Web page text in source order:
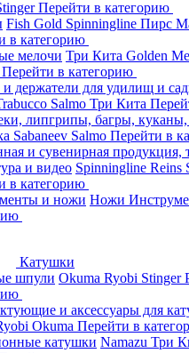
Перейти в категорию
Fish Gold Spinningline Пирс
в категорию
мелочи Три Кита Golden
Перейти в категорию
держатели для удилищ и
Salmo Три Кита
липгрипы, багры, куканы,
Sabaneev Salmo Перейти в
и сувенирная продукция,
и видео Spinningline Reins
в категорию
и ножи Ножи
Катушки
шпули Okuma Ryobi Stinger
и аксессуары для
Okuma Перейти в
катушки Namazu Три